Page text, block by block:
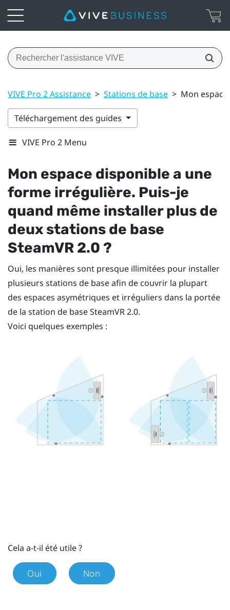
VIVE Pro 2 Assistance > Stations de base > Mon
Téléchargement des guides
VIVE Pro 2 Menu
Mon espace disponible a une
forme irrégulière. Puis-je
quand même installer plus de
deux stations de base
SteamVR 2.0 ?
Oui, les manières sont presque illimitées pour installer
plusieurs stations de base afin de couvrir la plupart
des espaces asymétriques et irréguliers dans la portée
de la station de baseSteamVR2.0.
Voici quelques exemples :
Cela a-t-il été utile ?
Oui Non